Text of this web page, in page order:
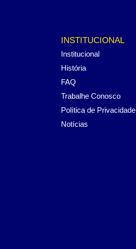
INSTITUCIONAL
Institucional
História
FAQ
Trabalhe Conosco
Política de Privacidade
Notícias